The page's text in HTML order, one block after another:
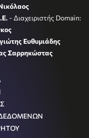
- Διαχειριστής Domain:
Ευθυμιάδης
Σαρρηκώστας
ΔΕΔΟΜΕΝΩΝ